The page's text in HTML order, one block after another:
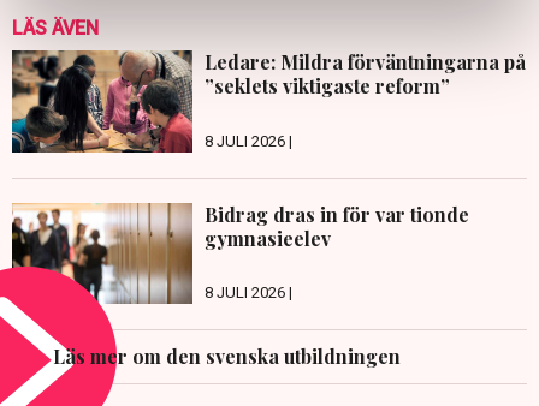
LÄS ÄVEN
Ledare: Mildra förväntningarna på
”seklets viktigaste reform”
8 JULI 2026 |
Bidrag dras in för var tionde
gymnasieelev
8 JULI 2026 |
Läs mer om den svenska utbildningen